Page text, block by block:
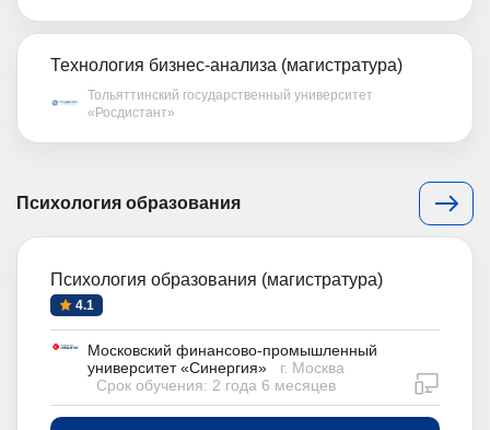
Технология бизнес-анализа (магистратура)
Тольяттинский государственный университет
«Росдистант»
Психология образования
Психология образования (магистратура)
4.1
Московский финансово-промышленный
университет «Синергия»
г. Москва
Срок обучения: 2 года 6 месяцев